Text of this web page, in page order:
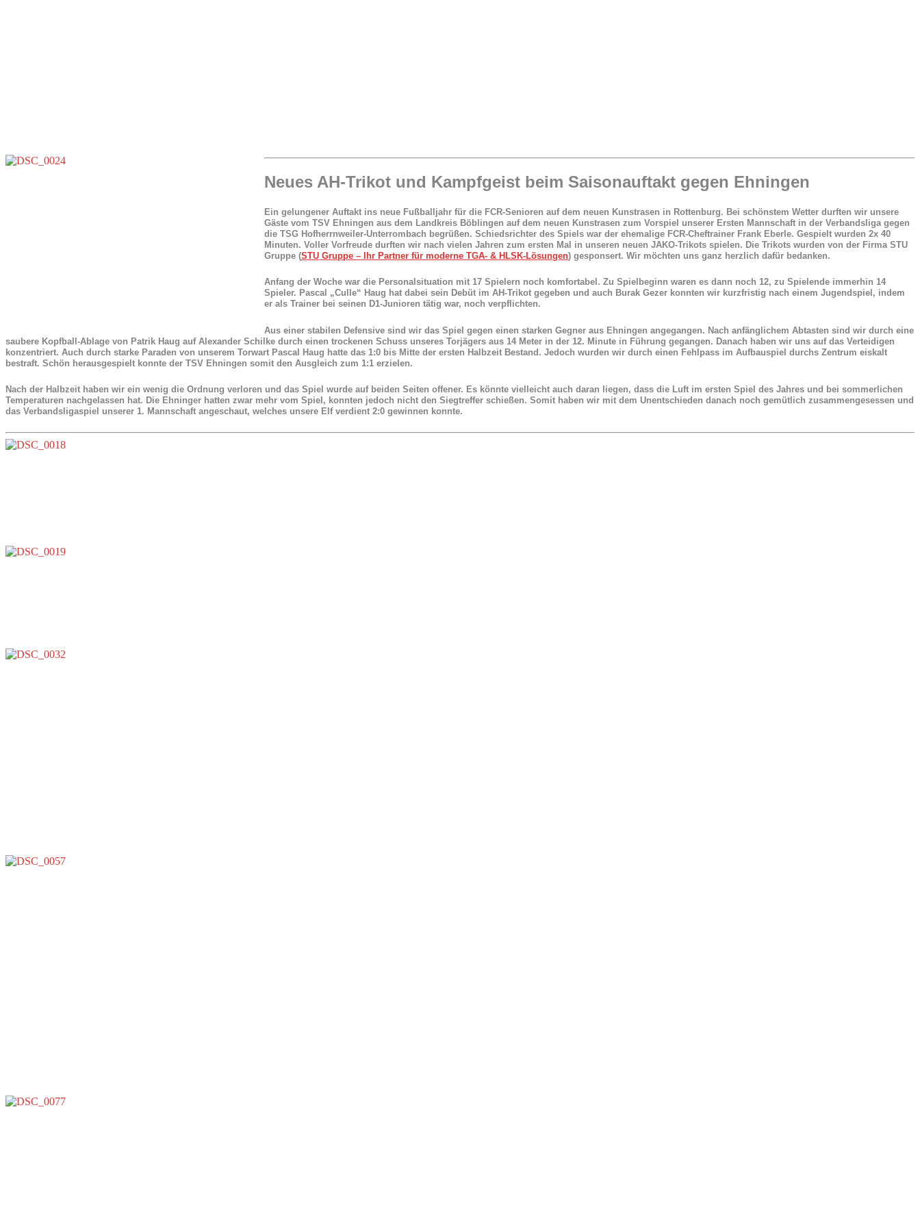
Neues AH-Trikot und Kampfgeist beim Saisonauftakt gegen Ehningen
Ein gelungener Auftakt ins neue Fußballjahr für die FCR-Senioren auf dem neuen Kunstrasen in Rottenburg. Bei schönstem Wetter durften wir unsere
Gäste vom TSV Ehningen aus dem Landkreis Böblingen auf dem neuen Kunstrasen zum Vorspiel unserer Ersten Mannschaft in der Verbandsliga gegen
die TSG Hofherrnweiler-Unterrombach begrüßen. Schiedsrichter des Spiels war der ehemalige FCR-Cheftrainer Frank Eberle. Gespielt wurden 2x 40
Minuten. Voller Vorfreude durften wir nach vielen Jahren zum ersten Mal in unseren neuen JAKO-Trikots spielen. Die Trikots wurden von der Firma STU
Gruppe (STU Gruppe – Ihr Partner für moderne TGA- & HLSK-Lösungen) gesponsert. Wir möchten uns ganz herzlich dafür bedanken.
Anfang der Woche war die Personalsituation mit 17 Spielern noch komfortabel. Zu Spielbeginn waren es dann noch 12, zu Spielende immerhin 14
Spieler. Pascal „Culle“ Haug hat dabei sein Debüt im AH-Trikot gegeben und auch Burak Gezer konnten wir kurzfristig nach einem Jugendspiel, indem
er als Trainer bei seinen D1-Junioren tätig war, noch verpflichten.
Aus einer stabilen Defensive sind wir das Spiel gegen einen starken Gegner aus Ehningen angegangen. Nach anfänglichem Abtasten sind wir durch eine
saubere Kopfball-Ablage von Patrik Haug auf Alexander Schilke durch einen trockenen Schuss unseres Torjägers aus 14 Meter in der 12. Minute in Führung gegangen. Danach haben wir uns auf das Verteidigen
konzentriert. Auch durch starke Paraden von unserem Torwart Pascal Haug hatte das 1:0 bis Mitte der ersten Halbzeit Bestand. Jedoch wurden wir durch einen Fehlpass im Aufbauspiel durchs Zentrum eiskalt
bestraft. Schön herausgespielt konnte der TSV Ehningen somit den Ausgleich zum 1:1 erzielen.
Nach der Halbzeit haben wir ein wenig die Ordnung verloren und das Spiel wurde auf beiden Seiten offener. Es könnte vielleicht auch daran liegen, dass die Luft im ersten Spiel des Jahres und bei sommerlichen
Temperaturen nachgelassen hat. Die Ehninger hatten zwar mehr vom Spiel, konnten jedoch nicht den Siegtreffer schießen. Somit haben wir mit dem Unentschieden danach noch gemütlich zusammengesessen und
das Verbandsligaspiel unserer 1. Mannschaft angeschaut, welches unsere Elf verdient 2:0 gewinnen konnte.